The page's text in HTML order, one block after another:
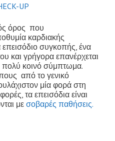
UP
όρος που
καρδιακής
συγκοπής, ένα
και γρήγορα επανέρχεται
πολύ κοινό σύμπτωμα.
από το γενικό
μία φορά στη
τα επεισόδια είναι
με σοβαρές παθήσεις.